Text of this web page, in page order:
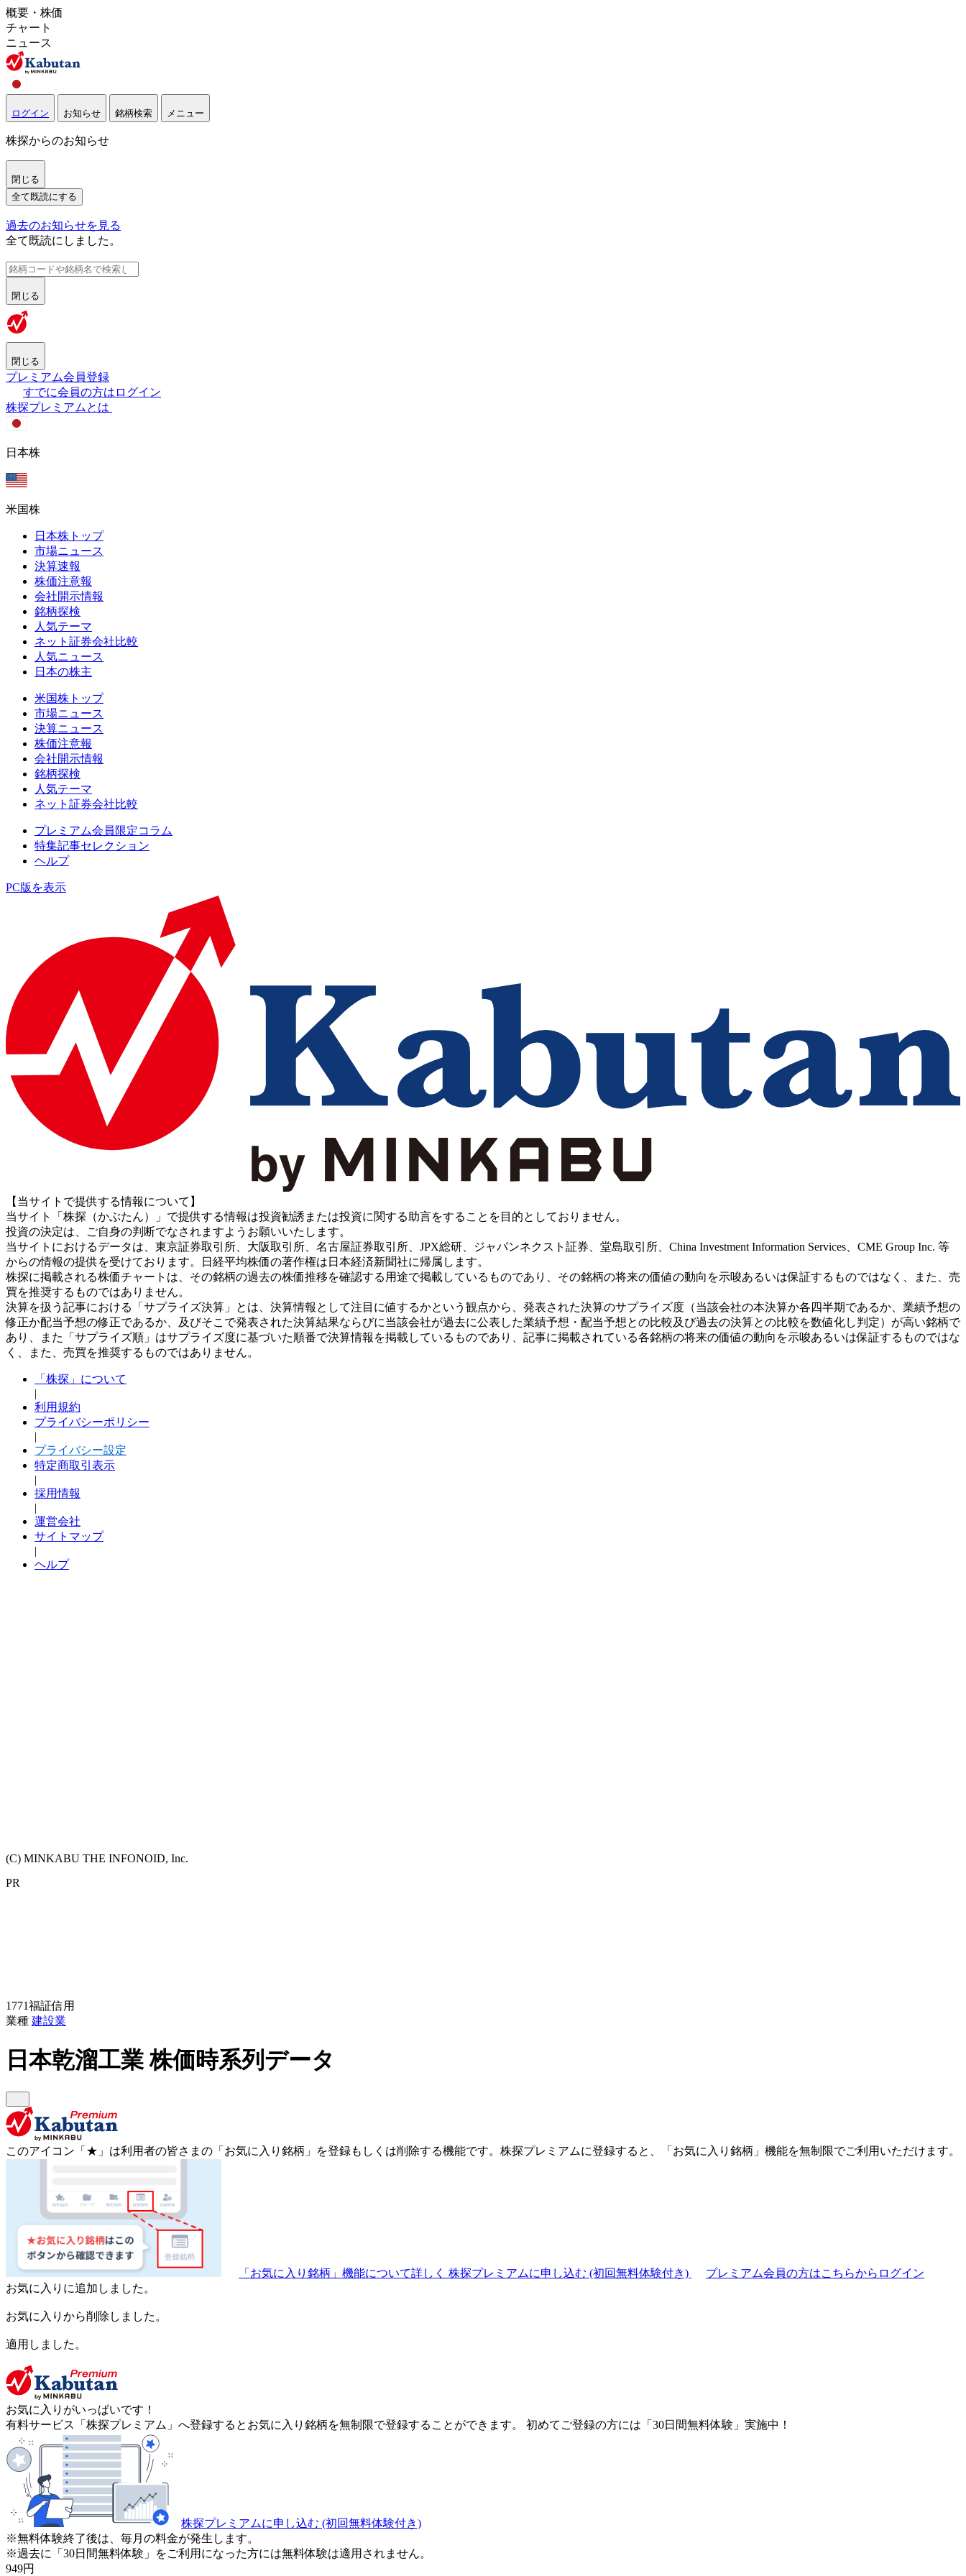
概要・株価
チャート
ニュース
ログイン お知らせ 銘柄検索 メニュー
株探からのお知らせ
閉じる
全て既読にする
過去のお知らせを見る
全て既読にしました。
閉じる
閉じる
プレミアム会員登録
すでに会員の方はログイン
株探プレミアムとは
日本株
米国株
日本株トップ
市場ニュース
決算速報
株価注意報
会社開示情報
銘柄探検
人気テーマ
ネット証券会社比較
人気ニュース
日本の株主
米国株トップ
市場ニュース
決算ニュース
株価注意報
会社開示情報
銘柄探検
人気テーマ
ネット証券会社比較
プレミアム会員限定コラム
特集記事セレクション
ヘルプ
PC版を表示
【当サイトで提供する情報について】
当サイト「株探（かぶたん）」で提供する情報は投資勧誘または投資に関する助言をすることを目的としておりません。
投資の決定は、ご自身の判断でなされますようお願いいたします。
当サイトにおけるデータは、東京証券取引所、大阪取引所、名古屋証券取引所、JPX総研、ジャパンネクスト証券、堂島取引所、China Investment Information Services、CME Group Inc. 等
からの情報の提供を受けております。日経平均株価の著作権は日本経済新聞社に帰属します。
株探に掲載される株価チャートは、その銘柄の過去の株価推移を確認する用途で掲載しているものであり、その銘柄の将来の価値の動向を示唆あるいは保証するものではなく、また、売
買を推奨するものではありません。
決算を扱う記事における「サプライズ決算」とは、決算情報として注目に値するかという観点から、発表された決算のサプライズ度（当該会社の本決算か各四半期であるか、業績予想の
修正か配当予想の修正であるか、及びそこで発表された決算結果ならびに当該会社が過去に公表した業績予想・配当予想との比較及び過去の決算との比較を数値化し判定）が高い銘柄で
あり、また「サプライズ順」はサプライズ度に基づいた順番で決算情報を掲載しているものであり、記事に掲載されている各銘柄の将来の価値の動向を示唆あるいは保証するものではな
く、また、売買を推奨するものではありません。
「株探」について
|
利用規約
プライバシーポリシー
|
プライバシー設定
特定商取引表示
|
採用情報
|
運営会社
サイトマップ
|
ヘルプ
(C) MINKABU THE INFONOID, Inc.
PR
1771福証信用
業種 建設業
日本乾溜工業株価時系列データ
このアイコン 「★」 は利用者の皆さまの 「お気に入り銘柄」を登録もしくは削除する機能です。 株探プレミアムに登録すると、「お気に入り銘柄」機能を無制限でご利用いただけます。
「お気に入り銘柄」機能について詳しく 株探プレミアムに申し込む (初回無料体験付き)
プレミアム会員の方はこちらからログイン
お気に入りに追加しました。
お気に入りから削除しました。
適用しました。
お気に入りがいっぱいです！
有料サービス「株探プレミアム」へ登録するとお気に入り銘柄を無制限で登録することができます。 初めてご登録の方には「30日間無料体験」実施中！
株探プレミアムに申し込む (初回無料体験付き)
※無料体験終了後は、毎月の料金が発生します。
※過去に「30日間無料体験」をご利用になった方には無料体験は適用されません。
949円